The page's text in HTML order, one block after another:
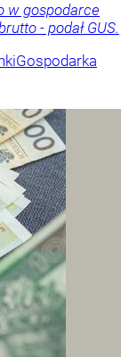
w gospodarce
- podał GUS.
Gospodarka